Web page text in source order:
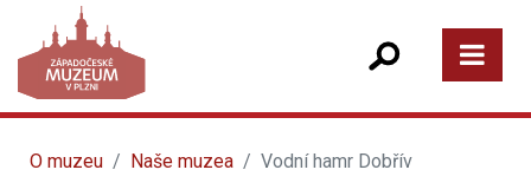
O muzeu Naše muzea Vodní hamr Dobřív